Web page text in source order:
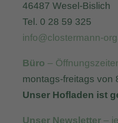
46487 Wesel-Bislich
Tel. 0 28 59 325
info@clostermann-
Büro –
montags-freitags von
Unser Hofladen ist
Unser Newsletter–